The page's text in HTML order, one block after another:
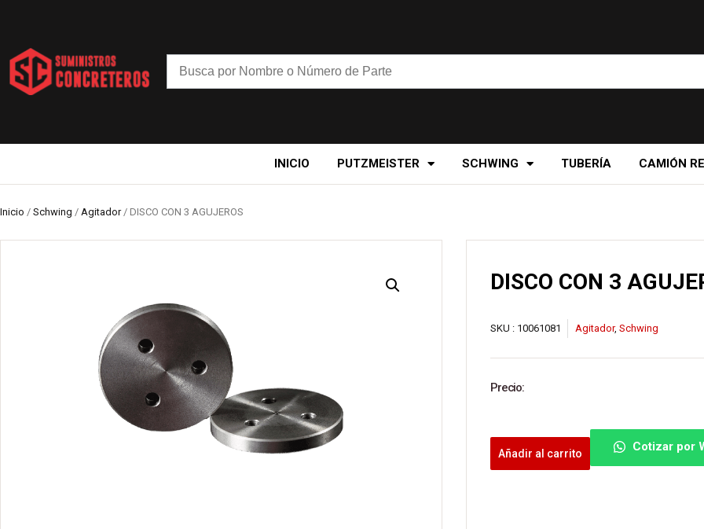
INICIO PUTZMEISTER SCHWING TUBERÍA CAMIÓN
Inicio / Schwing / Agitador/ DISCO CON 3 AGUJEROS
DISCO CON 3
SKU : 10061081 Agitador, Schwing
Precio:
Añadir al carrito Cotizar por